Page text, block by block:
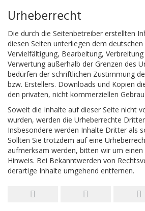
Urheberrecht
Die durch die Seitenbetreiber erstellten
diesen Seiten unterliegen dem
Vervielfältigung, Bearbeitung,
Verwertung außerhalb der Grenzen des
bedürfen der schriftlichen Zustimmung
bzw. Erstellers. Downloads und Kopien
den privaten, nicht kommerziellen
Soweit die Inhalte auf dieser Seite nicht
wurden, werden die Urheberrechte
Insbesondere werden Inhalte Dritter als
Sollten Sie trotzdem auf eine
aufmerksam werden, bitten wir um einen
Hinweis. Bei Bekanntwerden von
derartige Inhalte umgehend entfernen.